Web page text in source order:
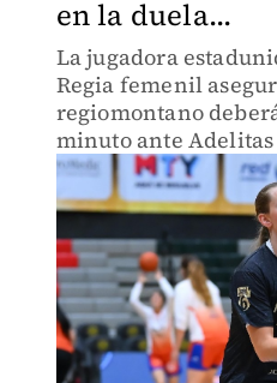
en la duela...
La jugadora
Regia femenil
regiomontano
minuto ante